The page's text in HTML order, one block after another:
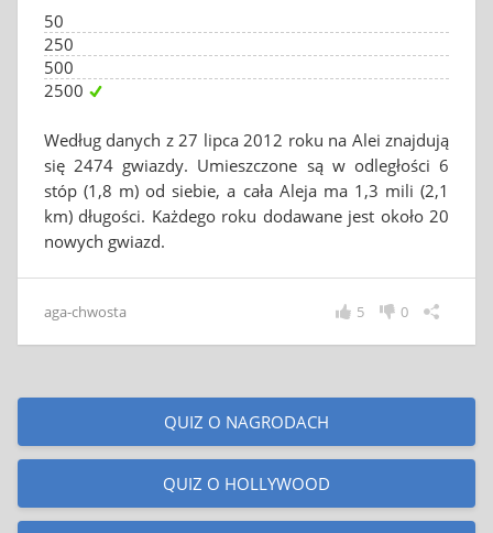
50
250
500
2500
Według danych z 27 lipca 2012 roku na Alei znajdują
się 2474 gwiazdy. Umieszczone są w odległości 6
stóp (1,8 m) od siebie, a cała Aleja ma 1,3 mili (2,1
km) długości. Każdego roku dodawane jest około 20
nowych gwiazd.
aga-chwosta 0
5
QUIZ O NAGRODACH
QUIZ O HOLLYWOOD